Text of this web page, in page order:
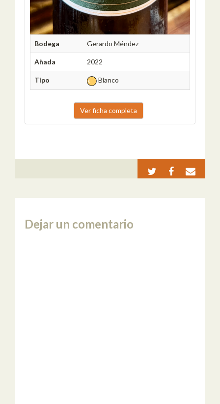
Bodega Gerardo Méndez
Añada 2022
Tipo Blanco
Ver ficha completa
Dejar un comentario